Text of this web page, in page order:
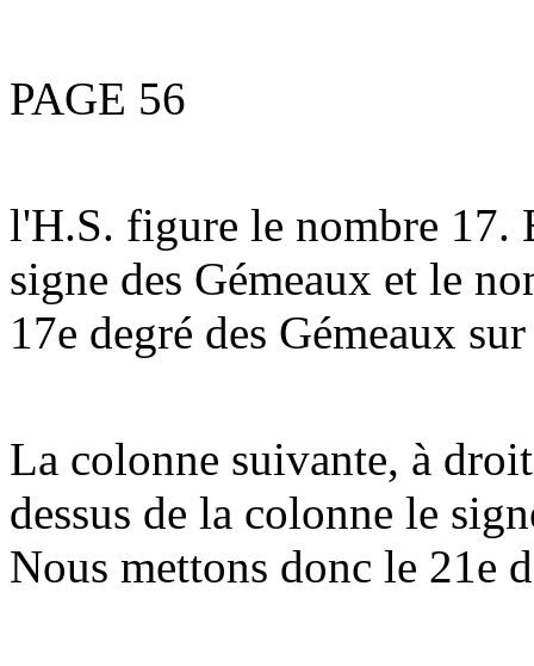
PAGE 56
l'H.S. figure le nombre 17.
signe des Gémeaux et le
17e degré des Gémeaux
La colonne suivante, à
dessus de la colonne le
Nous mettons donc le 21e